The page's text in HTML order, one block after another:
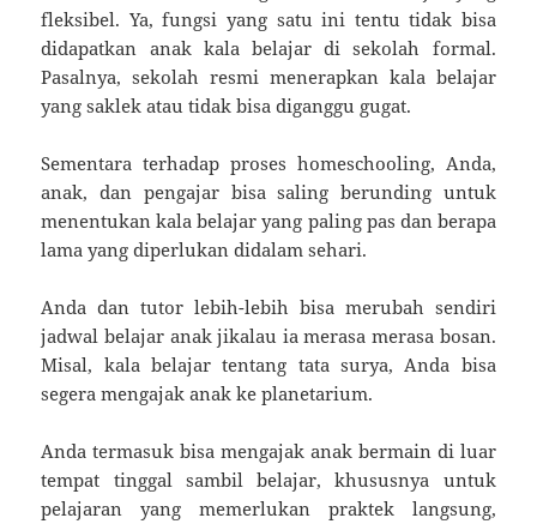
fleksibel. Ya, fungsi yang satu ini tentu tidak bisa
didapatkan anak kala belajar di sekolah formal.
Pasalnya, sekolah resmi menerapkan kala belajar
yang saklek atau tidak bisa diganggu gugat.
Sementara terhadap proses homeschooling, Anda,
anak, dan pengajar bisa saling berunding untuk
menentukan kala belajar yang paling pas dan berapa
lama yang diperlukan didalam sehari.
Anda dan tutor lebih-lebih bisa merubah sendiri
jadwal belajar anak jikalau ia merasa merasa bosan.
Misal, kala belajar tentang tata surya, Anda bisa
segera mengajak anak ke planetarium.
Anda termasuk bisa mengajak anak bermain di luar
tempat tinggal sambil belajar, khususnya untuk
pelajaran yang memerlukan praktek langsung,